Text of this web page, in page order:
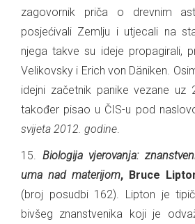
zagovornik priča o drevnim
posjećivali Zemlju i utjecali na
njega takve su ideje propagirali,
Velikovsky i Erich von Däniken.
idejni začetnik panike vezane uz
također pisao u ČIS-u pod
svijeta 2012. godine.
15. Biologija vjerovanja:
uma nad materijom, Bruce
(broj posudbi 162). Lipton je
bivšeg znanstvenika koji je